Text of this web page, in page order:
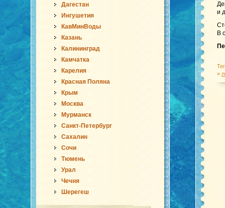
Дагестан
Ингушетия
КавМинВоды
Казань
Калининград
Камчатка
Карелия
Красная Поляна
Крым
Москва
Мурманск
Санкт-Петербург
Сахалин
Сочи
Тюмень
Урал
Чечня
Шерегеш
и
В
»